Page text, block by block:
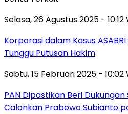
Selasa, 26 Agustus 2025 - 10:12
Korporasi dalam Kasus
Tunggu Putusan Hakim
Sabtu, 15 Februari 2025 - 10:02
PAN Dipastikan Beri
Calonkan Prabowo Subianto